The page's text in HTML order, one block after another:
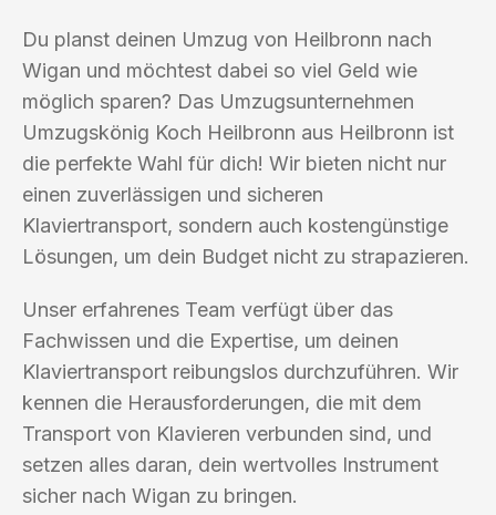
Du planst deinen Umzug von Heilbronn nach
Wigan und möchtest dabei so viel Geld wie
möglich sparen? Das Umzugsunternehmen
Umzugskönig Koch Heilbronn aus Heilbronn ist
die perfekte Wahl für dich! Wir bieten nicht nur
einen zuverlässigen und sicheren
Klaviertransport, sondern auch kostengünstige
Lösungen, um dein Budget nicht zu strapazieren.
Unser erfahrenes Team verfügt über das
Fachwissen und die Expertise, um deinen
Klaviertransport reibungslos durchzuführen. Wir
kennen die Herausforderungen, die mit dem
Transport von Klavieren verbunden sind, und
setzen alles daran, dein wertvolles Instrument
sicher nach Wigan zu bringen.